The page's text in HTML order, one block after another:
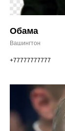
Обама
Вашингтон
+77777777777